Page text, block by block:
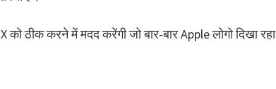
ठीक करने में मदद करेंगी जो बार-बार Apple लोगो दिखा रहा